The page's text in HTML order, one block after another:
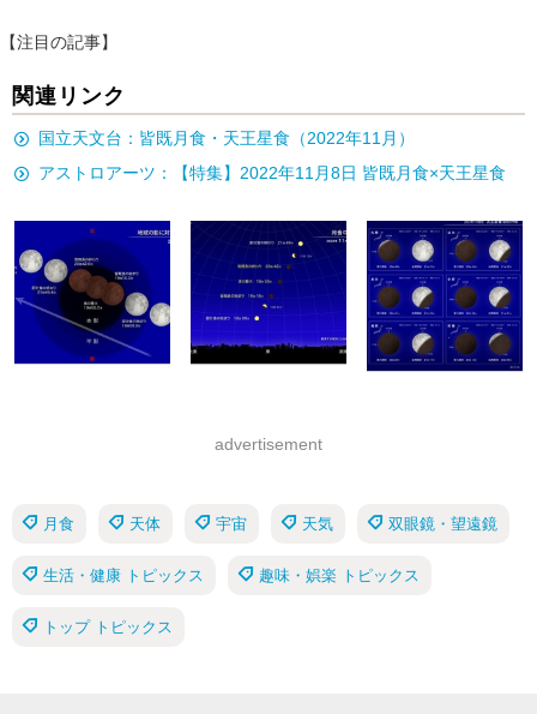
【注目の記事】
関連リンク
国立天文台：皆既月食・天王星食（2022年11月）
アストロアーツ：【特集】2022年11月8日 皆既月食×天王星食
advertisement
月食 天体 宇宙 天気 双眼鏡・望遠鏡
生活・健康 トピックス 趣味・娯楽 トピックス
トップ トピックス